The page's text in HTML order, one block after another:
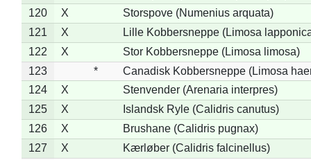
120
X
Storspove (Numenius arquata)
121
X
Lille Kobbersneppe (Limosa
122
X
Stor Kobbersneppe (Limosa limosa)
123
*
Canadisk Kobbersneppe (Limosa
124
X
Stenvender (Arenaria interpres)
125
X
Islandsk Ryle (Calidris canutus)
126
X
Brushane (Calidris pugnax)
127
X
Kærløber (Calidris falcinellus)